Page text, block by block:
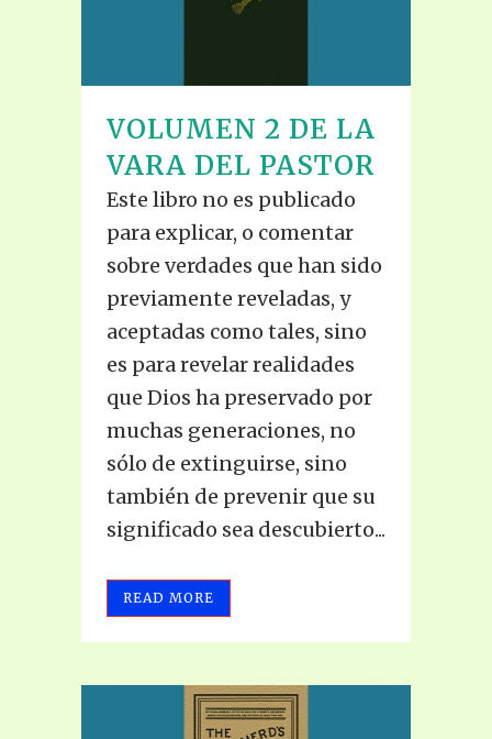
VOLUMEN 2 DE LA
VARA DEL PASTOR
Este libro no es publicado
para explicar, o comentar
sobre verdades que han sido
previamente reveladas, y
aceptadas como tales, sino
es para revelar realidades
que Dios ha preservado por
muchas generaciones, no
sólo de extinguirse, sino
también de prevenir que su
significado sea descubierto...
READ MORE